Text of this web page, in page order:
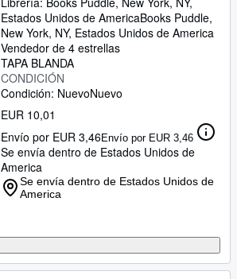
Estados Unidos de AmericaBooks Puddle,
New York, NY, Estados Unidos de America
Vendedor de 4 estrellas
TAPA BLANDA
CONDICIÓN
Condición: NuevoNuevo
EUR 10,01
Envío por EUR 3,46Envío por EUR 3,46
Se envía dentro de Estados Unidos de
America
Se envía dentro de Estados Unidos de
America